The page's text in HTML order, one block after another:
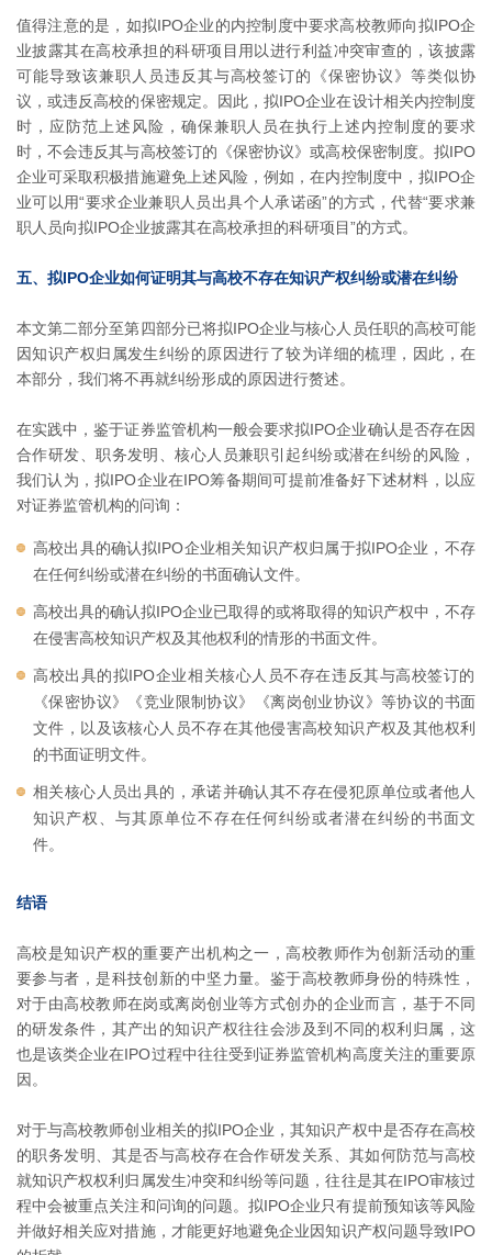
值得注意的是，如拟IPO企业的内控制度中要求高校教师向拟IPO企
业披露其在高校承担的科研项目用以进行利益冲突审查的，该披露
可能导致该兼职人员违反其与高校签订的《保密协议》等类似协
议，或违反高校的保密规定。因此，拟IPO企业在设计相关内控制度
时，应防范上述风险，确保兼职人员在执行上述内控制度的要求
时，不会违反其与高校签订的《保密协议》或高校保密制度。拟IPO
企业可采取积极措施避免上述风险，例如，在内控制度中，拟IPO企
业可以用“要求企业兼职人员出具个人承诺函”的方式，代替“要求兼
职人员向拟IPO企业披露其在高校承担的科研项目”的方式。
五、拟IPO企业如何证明其与高校不存在知识产权纠纷或潜在纠纷
本文第二部分至第四部分已将拟IPO企业与核心人员任职的高校可能
因知识产权归属发生纠纷的原因进行了较为详细的梳理，因此，在
本部分，我们将不再就纠纷形成的原因进行赘述。
在实践中，鉴于证券监管机构一般会要求拟IPO企业确认是否存在因
合作研发、职务发明、核心人员兼职引起纠纷或潜在纠纷的风险，
我们认为，拟IPO企业在IPO筹备期间可提前准备好下述材料，以应
对证券监管机构的问询：
高校出具的确认拟IPO企业相关知识产权归属于拟IPO企业，不存
在任何纠纷或潜在纠纷的书面确认文件。
高校出具的确认拟IPO企业已取得的或将取得的知识产权中，不存
在侵害高校知识产权及其他权利的情形的书面文件。
高校出具的拟IPO企业相关核心人员不存在违反其与高校签订的
《保密协议》《竞业限制协议》《离岗创业协议》等协议的书面
文件，以及该核心人员不存在其他侵害高校知识产权及其他权利
的书面证明文件。
相关核心人员出具的，承诺并确认其不存在侵犯原单位或者他人
知识产权、与其原单位不存在任何纠纷或者潜在纠纷的书面文
件。
结语
高校是知识产权的重要产出机构之一，高校教师作为创新活动的重
要参与者，是科技创新的中坚力量。鉴于高校教师身份的特殊性，
对于由高校教师在岗或离岗创业等方式创办的企业而言，基于不同
的研发条件，其产出的知识产权往往会涉及到不同的权利归属，这
也是该类企业在IPO过程中往往受到证券监管机构高度关注的重要原
因。
对于与高校教师创业相关的拟IPO企业，其知识产权中是否存在高校
的职务发明、其是否与高校存在合作研发关系、其如何防范与高校
就知识产权权利归属发生冲突和纠纷等问题，往往是其在IPO审核过
程中会被重点关注和问询的问题。拟IPO企业只有提前预知该等风险
并做好相关应对措施，才能更好地避免企业因知识产权问题导致IPO